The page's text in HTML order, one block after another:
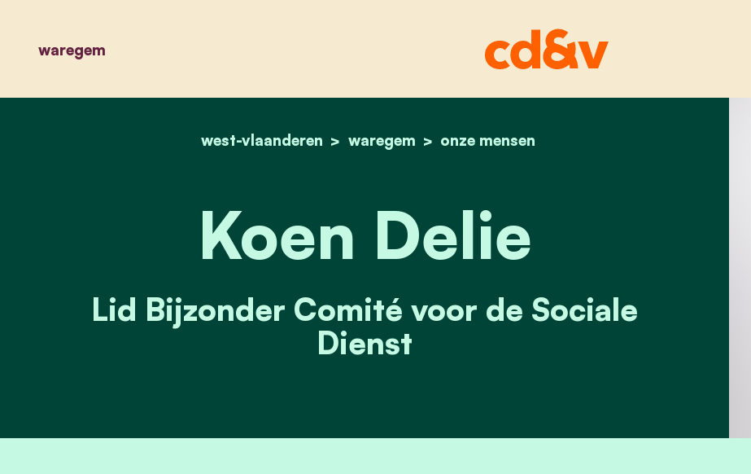
waregem
home
west-vlaanderen waregem onze mensen
koen delie
Koen Delie
Lid Bijzonder Comité voor de Sociale
Dienst